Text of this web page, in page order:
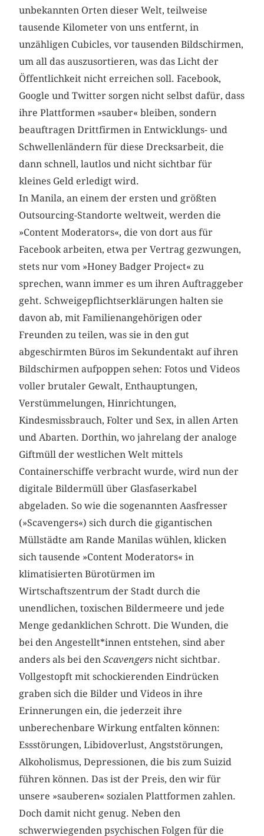
unbekannten Orten dieser Welt, teilweise
tausende Kilometer von uns entfernt, in
unzähligen Cubicles, vor tausenden Bildschirmen,
um all das auszusortieren, was das Licht der
Öffentlichkeit nicht erreichen soll. Facebook,
Google und Twitter sorgen nicht selbst dafür, dass
ihre Plattformen »sauber« bleiben, sondern
beauftragen Drittfirmen in Entwicklungs- und
Schwellenländern für diese Drecksarbeit, die
dann schnell, lautlos und nicht sichtbar für
kleines Geld erledigt wird.
In Manila, an einem der ersten und größten
Outsourcing-Standorte weltweit, werden die
»Content Moderators«, die von dort aus für
Facebook arbeiten, etwa per Vertrag gezwungen,
stets nur vom »Honey Badger Project« zu
sprechen, wann immer es um ihren Auftraggeber
geht. Schweigepflichtserklärungen halten sie
davon ab, mit Familienangehörigen oder
Freunden zu teilen, was sie in den gut
abgeschirmten Büros im Sekundentakt auf ihren
Bildschirmen aufpoppen sehen: Fotos und Videos
voller brutaler Gewalt, Enthauptungen,
Verstümmelungen, Hinrichtungen,
Kindesmissbrauch, Folter und Sex, in allen Arten
und Abarten. Dorthin, wo jahrelang der analoge
Giftmüll der westlichen Welt mittels
Containerschiffe verbracht wurde, wird nun der
digitale Bildermüll über Glasfaserkabel
abgeladen. So wie die sogenannten Aasfresser
(»Scavengers«) sich durch die gigantischen
Müllstädte am Rande Manilas wühlen, klicken
sich tausende »Content Moderators« in
klimatisierten Bürotürmen im
Wirtschaftszentrum der Stadt durch die
unendlichen, toxischen Bildermeere und jede
Menge gedanklichen Schrott. Die Wunden, die
bei den Angestellt*innen entstehen, sind aber
anders als bei denScavengers nicht sichtbar.
Vollgestopft mit schockierenden Eindrücken
graben sich die Bilder und Videos in ihre
Erinnerungen ein, die jederzeit ihre
unberechenbare Wirkung entfalten können:
Essstörungen, Libidoverlust, Angststörungen,
Alkoholismus, Depressionen, die bis zum Suizid
führen können. Das ist der Preis, den wir für
unsere »sauberen« sozialen Plattformen zahlen.
Doch damit nicht genug. Neben den
schwerwiegenden psychischen Folgen für die